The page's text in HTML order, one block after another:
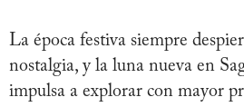
La época festiva siempre
nostalgia, y la luna nueva en
impulsa a explorar con mayor